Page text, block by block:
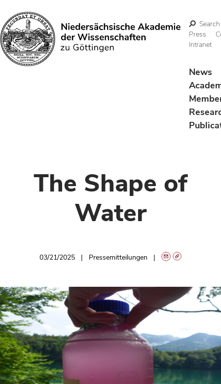
Search
Search
Press
Intranet
News
The Shape of
Water
03/21/2025 Pressemitteilungen